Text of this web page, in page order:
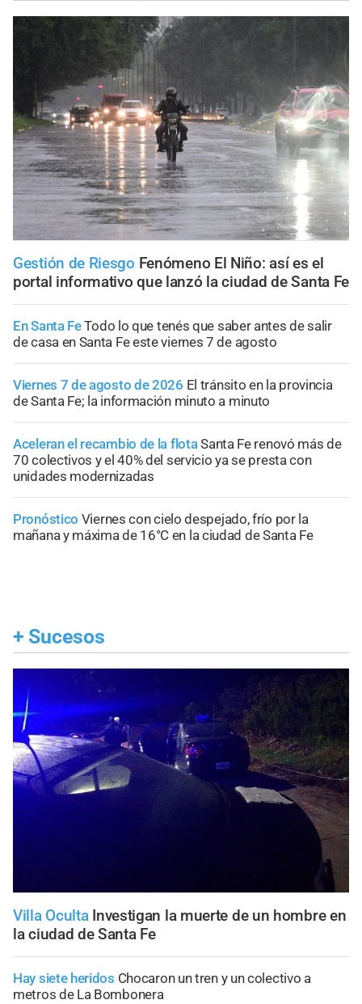
Gestión de Riesgo Fenómeno El Niño: así es el
portal informativo que lanzó la ciudad de Santa Fe
En Santa FeTodo lo que tenés que saber antes de salir
de casa en Santa Fe este viernes 7 de agosto
Viernes 7 de agosto de 2026 El tránsito en la provincia
de Santa Fe; la información minuto a minuto
Aceleran el recambio de la flotaSanta Fe renovó más de
70 colectivos y el 40% del servicio ya se presta con
unidades modernizadas
Pronóstico Viernes con cielo despejado, frío por la
mañana y máxima de 16°C en la ciudad de Santa Fe
+ Sucesos
Villa Oculta Investigan la muerte de un hombre en
la ciudad de Santa Fe
Hay siete heridos Chocaron un tren y un colectivo a
metros de La Bombonera